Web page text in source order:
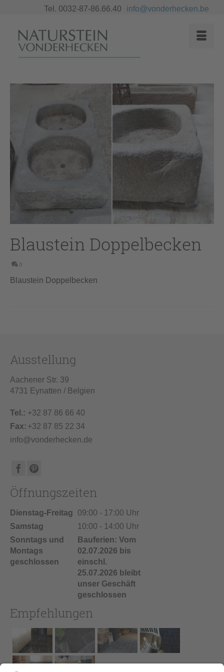
Tel. 0032-87-86.66.40 info@vonderhecken.be
Blaustein Doppelbecken
0
Blaustein Doppelbecken
Ausstellung
Aachener Str. 39
4731 Eynatten / Belgien
Tel.: +32 87 86 66 40
Fax: +32 87 85 22 34
info@vonderhecken.de
Öffnungszeiten
Dienstag-Freitag
09:00 - 17:00 Uhr
Samstag
10:00 - 14:00 Uhr
Sonntags und
Montags
geschlossen
Bauferien: Vom
02.07.2026 bis
einschl.
25.07.2026 bleibt
unser Geschäft
geschlossen
Empfehlungen